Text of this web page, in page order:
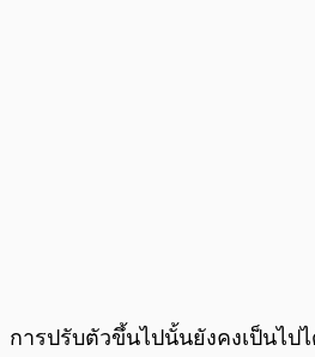
การปรับตัวขึ้นไปนั้นยังคงเป็นไป